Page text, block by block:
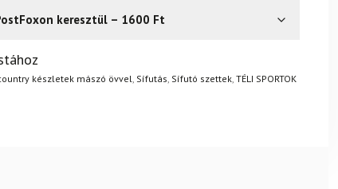
keresztül – 1600 Ft
gond – a terméket egyszerűen visszaküldheti 14
a visszaküldés feltételei?
készletek mászó övvel Sífutás Sífutó szettek, TÉLI SPORTOK